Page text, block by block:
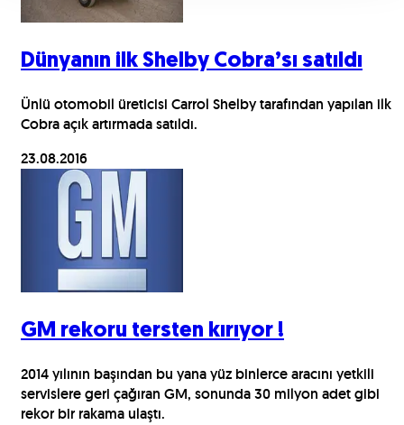
Dünyanın ilk Shelby Cobra’sı satıldı
Ünlü otomobil üreticisi Carrol Shelby tarafından yapılan ilk
Cobra açık artırmada satıldı.
23.08.2016
GM rekoru tersten kırıyor !
2014 yılının başından bu yana yüz binlerce aracını yetkili
servislere geri çağıran GM, sonunda 30 milyon adet gibi
rekor bir rakama ulaştı.